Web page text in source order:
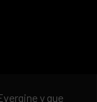
y que